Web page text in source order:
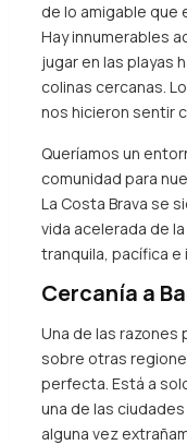
de lo amigable que
Hay innumerables
jugar en las playas
colinas cercanas.
nos hicieron sentir
Queríamos un
comunidad para
La Costa Brava se
vida acelerada de
tranquila, pacífica e
Cercanía a
Una de las razones
sobre otras
perfecta. Está a
una de las
alguna vez